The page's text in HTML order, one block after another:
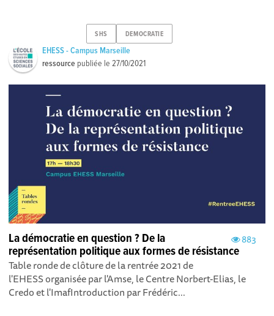
SHS DEMOCRATIE
EHESS - Campus Marseille
ressource publiée le27/10/2021
883
La démocratie en question ? De la
représentation politique aux formes de résistance
Table ronde de clôture de la rentrée 2021 de
l'EHESS organisée par l'Amse, le Centre Norbert-Elias, le
Credo et l'ImafIntroduction par Frédéric...